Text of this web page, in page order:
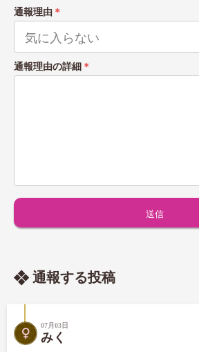
通報理由 ＊
通報理由の詳細 ＊
通報する投稿
07月03日
みく